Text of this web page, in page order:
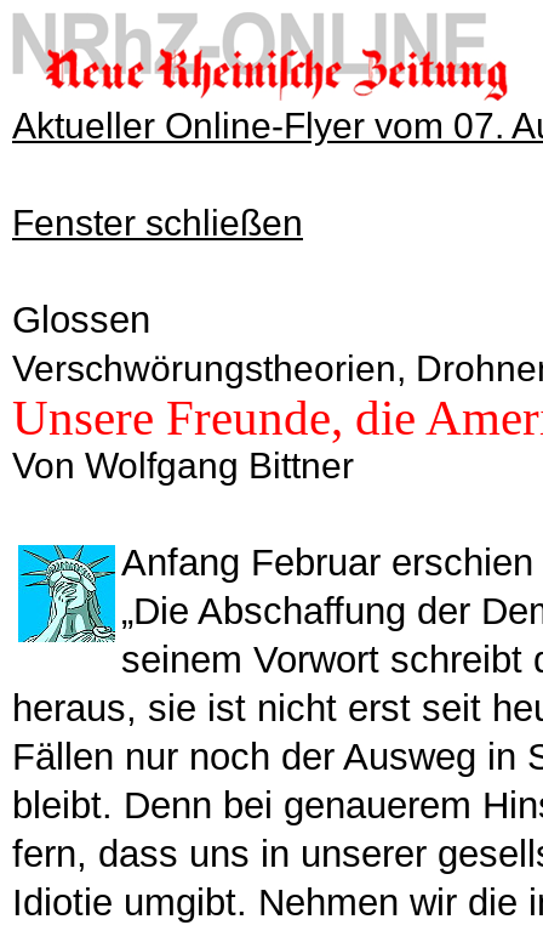
Aktueller Online-Flyer vom 07.
Fenster schließen
Glossen
Verschwörungstheorien,
Unsere Freunde, die
Von Wolfgang Bittner
Anfang Februar
„Die Abschaffung der
seinem Vorwort schreibt
heraus, sie ist nicht erst seit
Fällen nur noch der Ausweg in
bleibt. Denn bei genauerem
fern, dass uns in unserer
Idiotie umgibt. Nehmen wir die